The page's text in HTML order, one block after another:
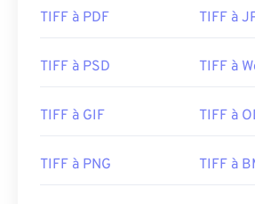
TIFF à PDF TIFF à
TIFF à PSD TIFF à
TIFF à GIF TIFF à
TIFF à PNG TIFF à